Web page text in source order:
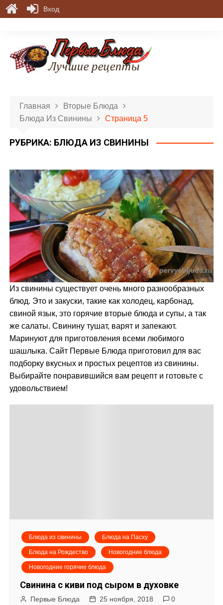
Главная
Вторые Блюда
Блюда Из Свинины
Страница 5
РУБРИКА: БЛЮДА ИЗ СВИНИНЫ
Из свинины существует очень много разнообразных
блюд. Это и закуски, такие как холодец, карбонад,
свиной язык, это горячие вторые блюда и супы, а так
же салаты. Свинину тушат, варят и запекают.
Маринуют для приготовления всеми любимого
шашлыка. Сайт Первые Блюда приготовил для вас
подборку вкусных и простых рецептов из свинины.
Выбирайте понравившийся вам рецепт и готовьте с
удовольствием!
Блюда из свинины Блюда на Пасху
Блюда на Рождество Новогодние блюда
Новогодние горячие блюда
Свинина с киви под сыром в духовке
Первые Блюда 25 ноября, 2018 0
Вход